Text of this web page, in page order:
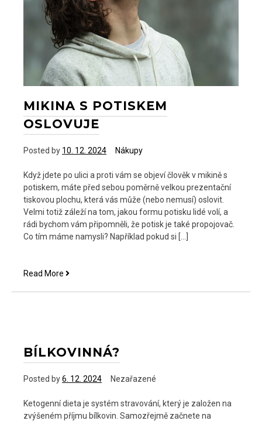
MIKINA S POTISKEM
OSLOVUJE
Posted by 10. 12. 2024 Nákupy
Když jdete po ulici a proti vám se objeví člověk v mikině s
potiskem, máte před sebou poměrně velkou prezentační
tiskovou plochu, která vás může (nebo nemusí) oslovit.
Velmi totiž záleží na tom, jakou formu potisku lidé volí, a
rádi bychom vám připomněli, že potisk je také propojovač.
Co tím máme namysli? Například pokud si […]
Read More Mikina
BÍLKOVINNÁ?
Posted by6. 12. 2024 Nezařazené
Ketogenní dieta je systém stravování, který je založen na
zvýšeném příjmu bílkovin. Samozřejmě začnete na